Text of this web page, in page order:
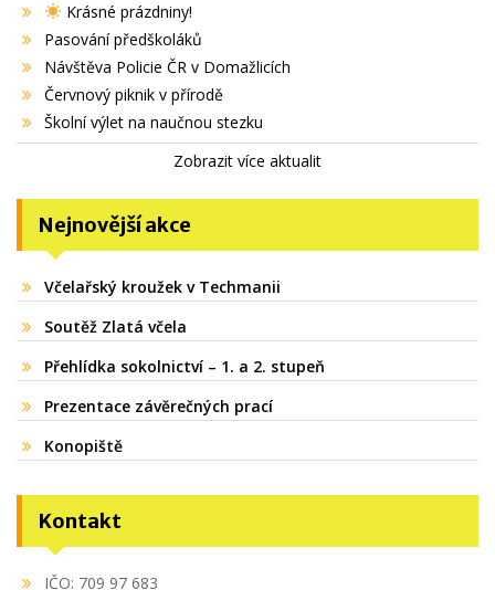
Krásné prázdniny!
Pasování předškoláků
Návštěva Policie ČR v Domažlicích
Červnový piknik v přírodě
Školní výlet na naučnou stezku
Zobrazit více aktualit
Nejnovější akce
Včelařský kroužek v Techmanii
Soutěž Zlatá včela
Přehlídka sokolnictví – 1. a 2. stupeň
Prezentace závěrečných prací
Konopiště
Kontakt
IČO: 709 97 683